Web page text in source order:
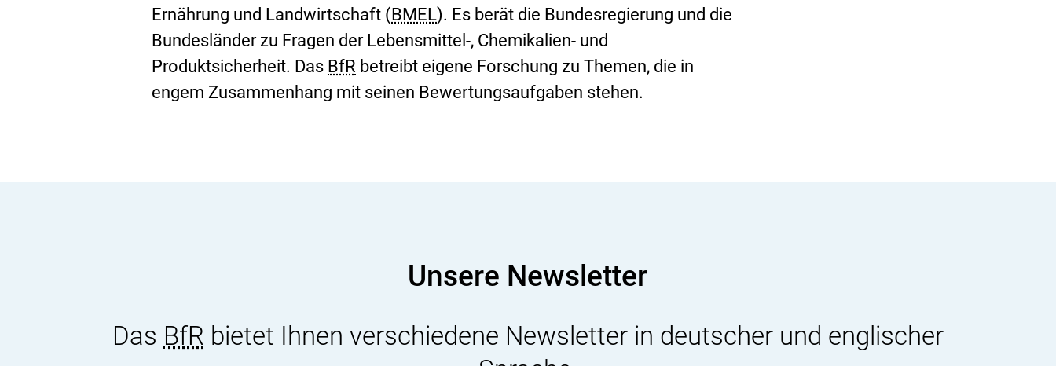
Ernährung und Landwirtschaft (BMEL). Es berät die Bundesregierung und die
Bundesländer zu Fragen der Lebensmittel-, Chemikalien- und
Produktsicherheit. Das BfR betreibt eigene Forschung zu Themen, die in
engem Zusammenhang mit seinen Bewertungsaufgaben stehen.
Unsere Newsletter
Das BfR bietet Ihnen verschiedene Newsletter in deutscher und englischer